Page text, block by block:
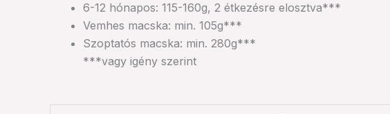
6-12 hónapos: 115-160g, 2 étkezésre elosztva***
Vemhes macska: min. 105g***
Szoptatós macska: min. 280g***
***vagy igény szerint